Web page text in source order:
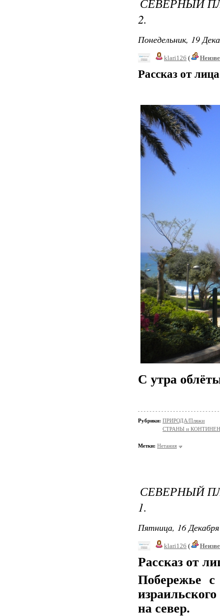
2.
Понедельник, 19
klari126 (
Рассказ от
С утра
Рубрики: ПРИРОДА/Пляжи
СТРАНЫ и
Метки: Нетания
СЕВЕРНЫЙ
1.
Пятница, 16
klari126 (
Рассказ от
Побережье
на север.